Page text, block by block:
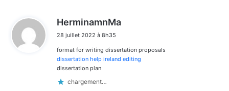
HerminamnMa
28 juillet 2022 à 8h35
format for writing dissertation proposals
dissertation help ireland editing
dissertation plan
chargement…